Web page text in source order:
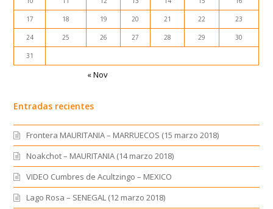
17 18 19 20 21 22 23
24 25 26 27 28 29 30
31
« Nov
Entradas recientes
Frontera MAURITANIA – MARRUECOS (15 marzo 2018)
Noakchot – MAURITANIA (14 marzo 2018)
VIDEO Cumbres de Acultzingo – MEXICO
Lago Rosa – SENEGAL (12 marzo 2018)